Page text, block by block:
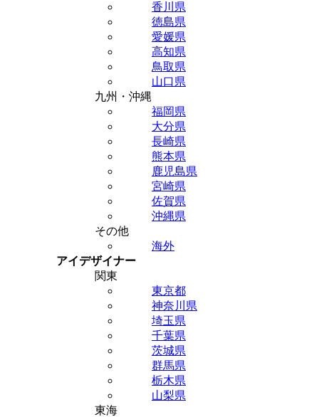
香川県
徳島県
愛媛県
高知県
鳥取県
山口県
九州・沖縄
福岡県
大分県
長崎県
熊本県
鹿児島県
宮崎県
佐賀県
沖縄県
その他
海外
アイデザイナー
関東
東京都
神奈川県
埼玉県
千葉県
茨城県
群馬県
栃木県
山梨県
東海